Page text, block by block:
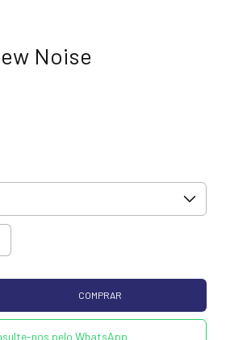
Noise
nos pelo WhatsApp